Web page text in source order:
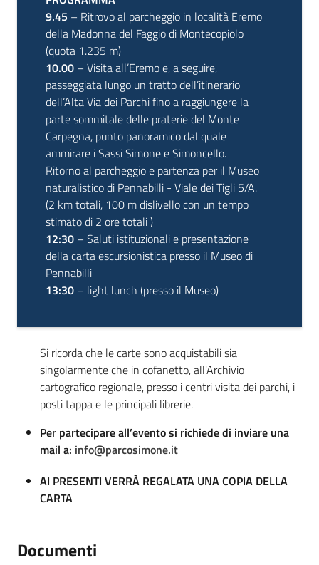
9.45 – Ritrovo al parcheggio in località Eremo
della Madonna del Faggio di Montecopiolo
(quota 1.235 m)
10.00 – Visita all’Eremo e, a seguire,
passeggiata lungo un tratto dell’itinerario
dell’Alta Via dei Parchi fino a raggiungere la
parte sommitale delle praterie del Monte
Carpegna, punto panoramico dal quale
ammirare i Sassi Simone e Simoncello.
Ritorno al parcheggio e partenza per il Museo
naturalistico di Pennabilli - Viale dei Tigli 5/A.
(2 km totali, 100 m dislivello con un tempo
stimato di 2 ore totali )
12:30 – Saluti istituzionali e presentazione
della carta escursionistica presso il Museo di
Pennabilli
13:30 – light lunch (presso il Museo)
Si ricorda che le carte sono acquistabili sia
singolarmente che in cofanetto, all'Archivio
cartografico regionale, presso i centri visita dei parchi, i
posti tappa e le principali librerie.
Per partecipare all’evento si richiede di inviare una
mail a: info@parcosimone.it
AI PRESENTI VERRÀ REGALATA UNA COPIA DELLA
CARTA
Documenti